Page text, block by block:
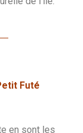
Futé
en sont les